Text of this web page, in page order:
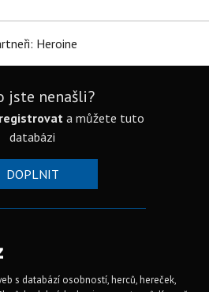
Heroine
jste nenašli?
a můžete tuto
databázi
DOPLNIT
s databází osobností, herců, hereček,